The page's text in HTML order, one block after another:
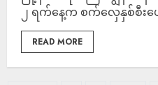
၂ ရက်နေ့က စက်လှေနှစ်စီးပေ
READ MORE